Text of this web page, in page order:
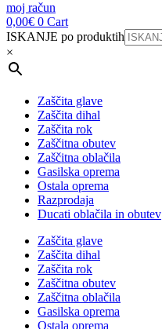
moj račun
0,00€ 0 Cart
ISKANJE po produktih
×
Zaščita glave
Zaščita dihal
Zaščita rok
Zaščitna obutev
Zaščitna oblačila
Gasilska oprema
Ostala oprema
Razprodaja
Ducati oblačila in obutev
Zaščita glave
Zaščita dihal
Zaščita rok
Zaščitna obutev
Zaščitna oblačila
Gasilska oprema
Ostala oprema